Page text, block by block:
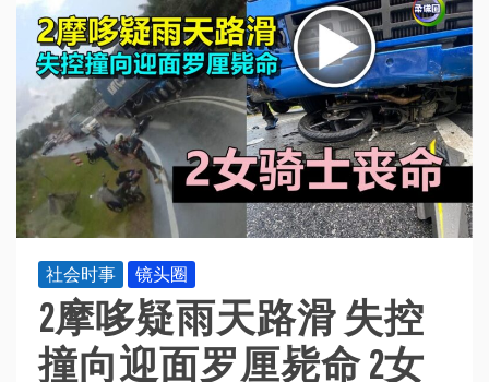
社会时事 镜头圈
2摩哆疑雨天路滑 失控
撞向迎面罗厘毙命 2女